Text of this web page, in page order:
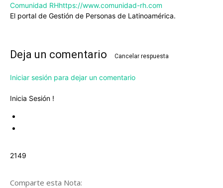
Comunidad RHhttps://www.comunidad-rh.com
El portal de Gestión de Personas de Latinoamérica.
Deja un comentario Cancelar respuesta
Iniciar sesión para dejar un comentario
Inicia Sesión !
2149
Comparte esta Nota: